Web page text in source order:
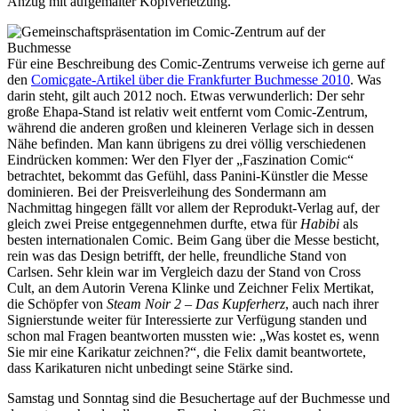
Für eine Beschreibung des Comic-Zentrums verweise ich gerne auf
den Comicgate-Artikel über die Frankfurter Buchmesse 2010. Was
darin steht, gilt auch 2012 noch. Etwas verwunderlich: Der sehr
große Ehapa-Stand ist relativ weit entfernt vom Comic-Zentrum,
während die anderen großen und kleineren Verlage sich in dessen
Nähe befinden. Man kann übrigens zu drei völlig verschiedenen
Eindrücken kommen: Wer den Flyer der „Faszination Comic“
betrachtet, bekommt das Gefühl, dass Panini-Künstler die Messe
dominieren. Bei der Preisverleihung des Sondermann am
Nachmittag hingegen fällt vor allem der Reprodukt-Verlag auf, der
gleich zwei Preise entgegennehmen durfte, etwa für Habibi als
besten internationalen Comic. Beim Gang über die Messe besticht,
rein was das Design betrifft, der helle, freundliche Stand von
Carlsen. Sehr klein war im Vergleich dazu der Stand von Cross
Cult, an dem Autorin Verena Klinke und Zeichner Felix Mertikat,
die Schöpfer von Steam Noir 2 – Das Kupferherz, auch nach ihrer
Signierstunde weiter für Interessierte zur Verfügung standen und
schon mal Fragen beantworten mussten wie: „Was kostet es, wenn
Sie mir eine Karikatur zeichnen?“, die Felix damit beantwortete,
dass Karikaturen nicht unbedingt seine Stärke sind.
Samstag und Sonntag sind die Besuchertage auf der Buchmesse und